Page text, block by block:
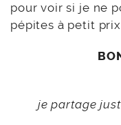
pour voir si je ne
pépites à petit
je partage